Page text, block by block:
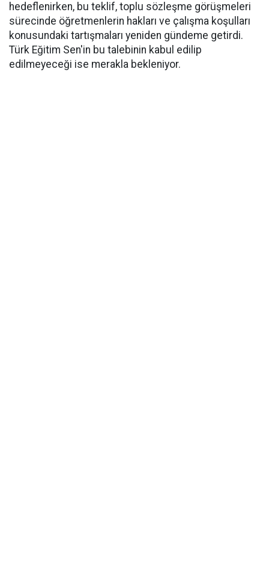
hedeflenirken, bu teklif, toplu sözleşme görüşmeleri
sürecinde öğretmenlerin hakları ve çalışma koşulları
konusundaki tartışmaları yeniden gündeme getirdi.
Türk Eğitim Sen'in bu talebinin kabul edilip
edilmeyeceği ise merakla bekleniyor.